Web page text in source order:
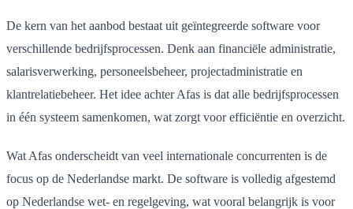
De kern van het aanbod bestaat uit geïntegreerde software voor
verschillende bedrijfsprocessen. Denk aan financiële administratie,
salarisverwerking, personeelsbeheer, projectadministratie en
klantrelatiebeheer. Het idee achter Afas is dat alle bedrijfsprocessen
in één systeem samenkomen, wat zorgt voor efficiëntie en overzicht.
Wat Afas onderscheidt van veel internationale concurrenten is de
focus op de Nederlandse markt. De software is volledig afgestemd
op Nederlandse wet- en regelgeving, wat vooral belangrijk is voor